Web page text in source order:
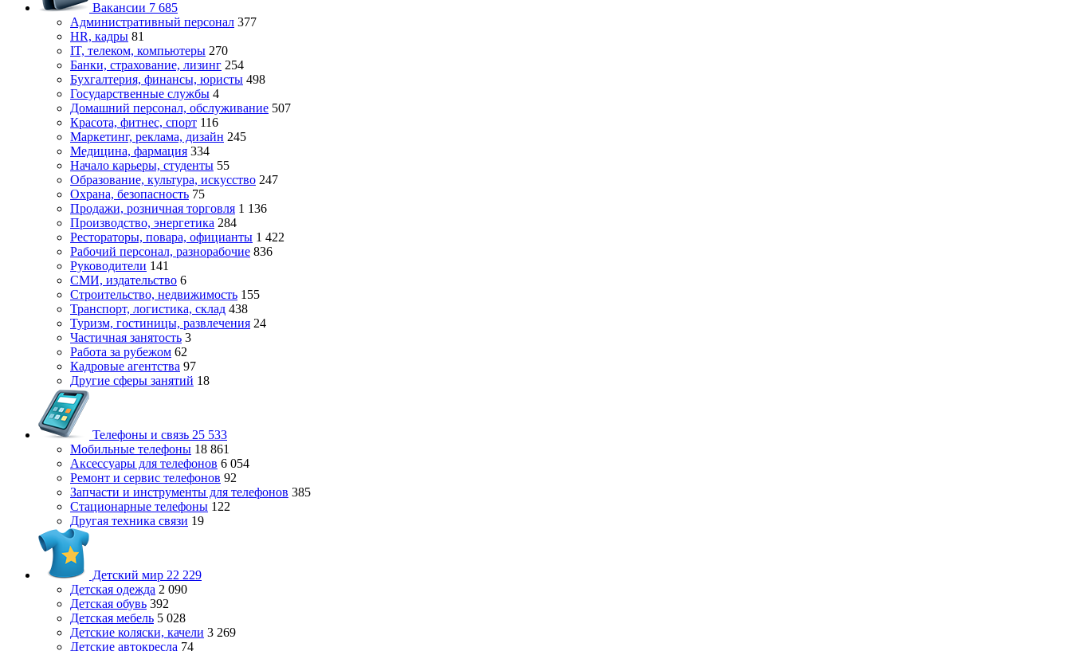
Вакансии 7 685
Административный персонал 377
HR, кадры 81
IT, телеком, компьютеры 270
Банки, страхование, лизинг 254
Бухгалтерия, финансы, юристы 498
Государственные службы 4
Домашний персонал, обслуживание 507
Красота, фитнес, спорт 116
Маркетинг, реклама, дизайн 245
Медицина, фармация 334
Начало карьеры, студенты 55
Образование, культура, искусство 247
Охрана, безопасность 75
Продажи, розничная торговля 1 136
Производство, энергетика 284
Рестораторы, повара, официанты 1 422
Рабочий персонал, разнорабочие 836
Руководители 141
СМИ, издательство 6
Строительство, недвижимость 155
Транспорт, логистика, склад 438
Туризм, гостиницы, развлечения 24
Частичная занятость 3
Работа за рубежом 62
Кадровые агентства 97
Другие сферы занятий 18
Телефоны и связь 25 533
Мобильные телефоны 18 861
Аксессуары для телефонов 6 054
Ремонт и сервис телефонов 92
Запчасти и инструменты для телефонов 385
Стационарные телефоны 122
Другая техника связи 19
Детский мир 22 229
Детская одежда 2 090
Детская обувь 392
Детская мебель 5 028
Детские коляски, качели 3 269
Детские автокресла 74